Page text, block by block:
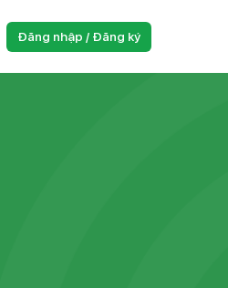
Đăng nhập / Đăng ký